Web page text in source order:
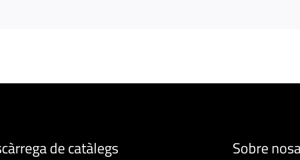
de catàlegs Sobre